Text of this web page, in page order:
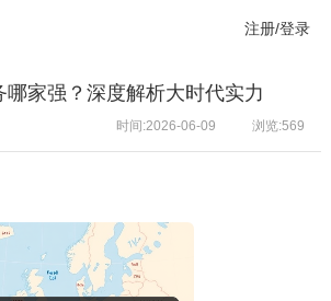
注册/登录
哪家强？深度解析大时代实力
浏览:569
时间:2026-06-09